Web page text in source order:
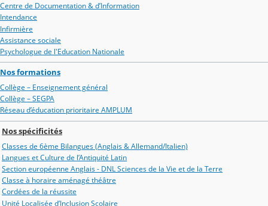
Centre de Documentation & d’Information
Intendance
Infirmière
Assistance sociale
Psychologue de l'Education Nationale
Nos formations
Collège – Enseignement général
Collège – SEGPA
Réseau d’éducation prioritaire AMPLUM
Nos spécificités
Classes de 6ème Bilangues (Anglais & Allemand/Italien)
Langues et Culture de l’Antiquité Latin
Section européenne Anglais - DNL Sciences de la Vie et de la Terre
Classe à horaire aménagé théâtre
Cordées de la réussite
Unité Localisée d’Inclusion Scolaire